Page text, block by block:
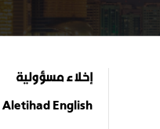
إخلاء مسؤولية
Aletihad English